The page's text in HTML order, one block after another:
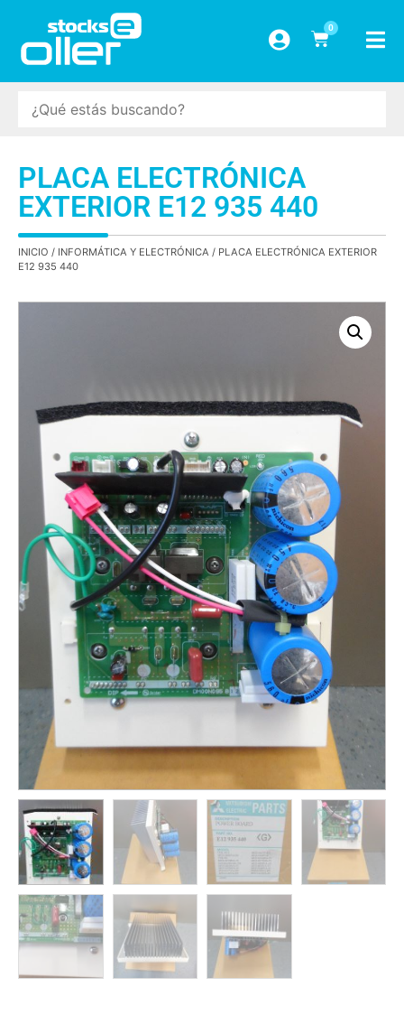
0
PLACA ELECTRÓNICA
EXTERIOR E12 935 440
INICIO / INFORMÁTICA Y ELECTRÓNICA / PLACA ELECTRÓNICA EXTERIOR
E12 935 440